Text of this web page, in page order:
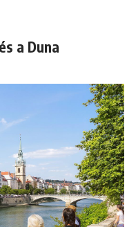
a Duna